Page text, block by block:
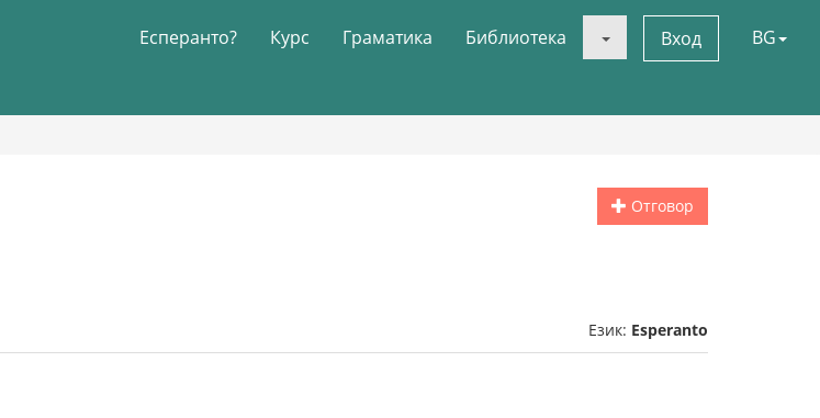
Есперанто? Курс Граматика Библиотека Вход BG
Отговор
Език: Esperanto